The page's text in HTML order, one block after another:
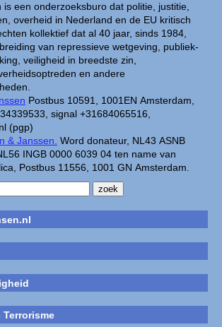
is een onderzoeksburo dat politie, justitie,
overheid in Nederland en de EU kritisch
kollektief dat al 40 jaar, sinds 1984,
van repressieve wetgeving, publiek-
veiligheid in breedste zin,
en andere
Postbus 10591, 1001EN Amsterdam,
signal +31684065516,
(pgp)
& Janssen. Word donateur, NL43 ASNB
INGB 0000 6039 04 ten name van
Postbus 11556, 1001 GN Amsterdam.